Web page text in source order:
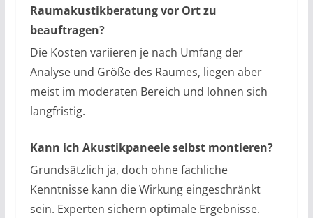
Raumakustikberatung vor Ort zu
beauftragen?
Die Kosten variieren je nach Umfang der
Analyse und Größe des Raumes, liegen aber
meist im moderaten Bereich und lohnen sich
langfristig.
Kann ich Akustikpaneele selbst montieren?
Grundsätzlich ja, doch ohne fachliche
Kenntnisse kann die Wirkung eingeschränkt
sein. Experten sichern optimale Ergebnisse.